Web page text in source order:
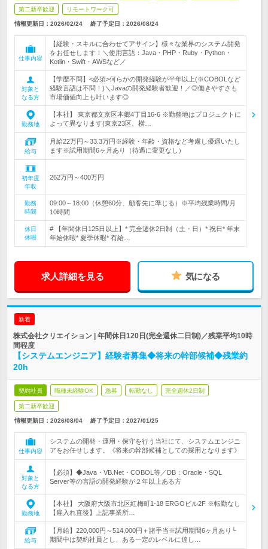
第二新卒歓迎 リモートワーク可
情報更新日：2026/02/24 終了予定日： 2026/08/24
仕事内容
【経験・スキルに合わせてアサイン】様々な業界のシステム開発
をお任せします！＼使用言語：Java・PHP・Ruby・Python・
Kotlin・Swift・AWSなど／
対象と
なる方
【学歴不問】<必須>何らかの開発経験が半年以上(※COBOLなど
経験言語は不問！)＼Javaの開発経験者歓迎！／◎働きやすさも
市場価値向上も叶います◎
勤務地
【本社】 東京都文京区本郷4丁目16-6 ※勤務地はプロジェクトに
よって異なります(東京23区、横…
給与
月給22万円～33.3万円※経験・年齢・資格など考慮し優遇いたし
ます※試用期間6ヶ月あり（待遇に変更なし）
初年度
年収
262万円～400万円
勤務
時間
09:00～18:00（休憩60分、顧客先に準じる）※平均残業時間/月
10時間
休日
休暇
# 【年間休日125日以上】* 完全週休2日制（土・日）* 祝日* 年末
年始休暇* 夏季休暇* 有給…
求人詳細を見る 気になる
新着
株式会社クリエイション | 年間休日120日(完全週休二日制)／残業平均10時
間程度
【システムエンジニア】経験者募集◆将来の幹部候補◆残業約
20h
契約社員 職種未経験OK 急募 転勤なし 完全週休2日制
第二新卒歓迎
情報更新日：2026/08/04 終了予定日： 2027/01/25
仕事内容
システムの開発・運用・保守を行う当社にて、システムエンジニ
アをお任せします。《将来の幹部候補としての採用となります》
対象と
なる方
【必須】◆Java・VB.Net・COBOL等／DB：Oracle・SQL
Server等の言語の開発経験が２年以上ある方
勤務地
【本社】 大阪府大阪市北区紅梅町1-18 ERGOビル2F ※転勤なし
【雇入れ直後】上記事業所…
給与
【月給】220,000円～514,000円＋諸手当※試用期間6ヶ月あり└
期間中は契約社員とし、ある一定のレベルに達し…